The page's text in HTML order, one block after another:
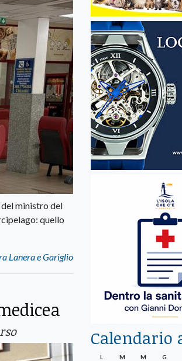
ministro del
quello
Lanera e Gariglio
Calendario
L M M G